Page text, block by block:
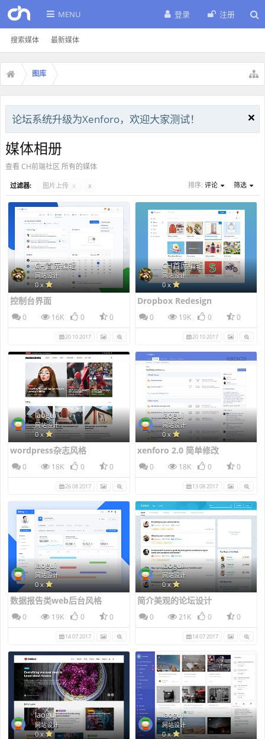
MENU
搜索媒体 最新媒体
登录 注册
图库
论坛系统升级为Xenforo，欢迎大家测试！
媒体相册
查看 CH前端社区 所有的媒体
过滤器: 图片上传 x x 排序: 评论 筛选
CH首席编辑
网站设计
0 x
控制台界面
0 16K 0 0
20 10 2017
CH首席编辑
网站设计
0 x
Dropbox Redesign
0 19K 0 0
20 10 2017
laogui
网站设计
0 x
wordpress杂志风格
0 18K 0 0
26 08 2017
laogui
网站设计
0 x
xenforo 2.0 简单修改
0 18K 0 0
13 08 2017
laogui
网站设计
0 x
数据报告类web后台风格
0 19K 0 0
14 07 2017
laogui
网站设计
0 x
简介美观的论坛设计
0 21K 0 0
14 07 2017
laogui
网站设计
0 x
laogui
网站设计
0 x